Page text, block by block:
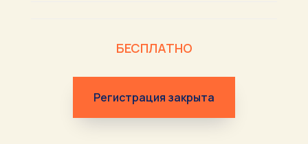
БЕСПЛАТНО
Регистрация закрыта